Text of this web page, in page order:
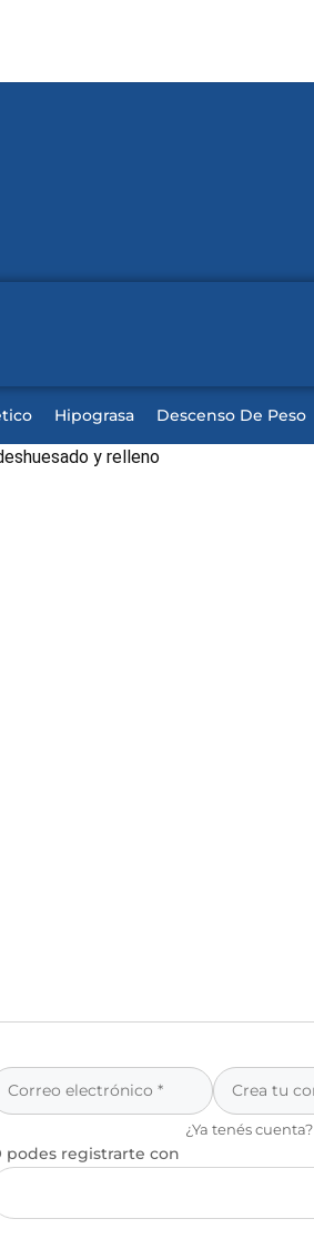
Hipograsa Descenso De Peso
¿Ya tenés cuenta?
podes registrarte con